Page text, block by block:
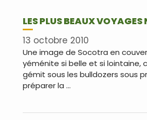
LES PLUS BEAUX VOYAGES
13 octobre 2010
Une image de Socotra en
yéménite si belle et si lointaine,
gémit sous les bulldozers sous
préparer la …